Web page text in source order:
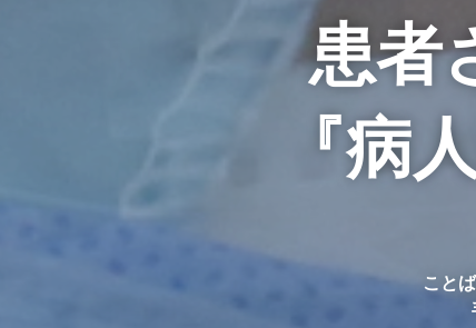
患者
『病
こと